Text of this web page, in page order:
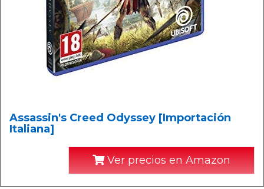
Assassin's Creed Odyssey [Importación
Italiana]
Ver precios en Amazon